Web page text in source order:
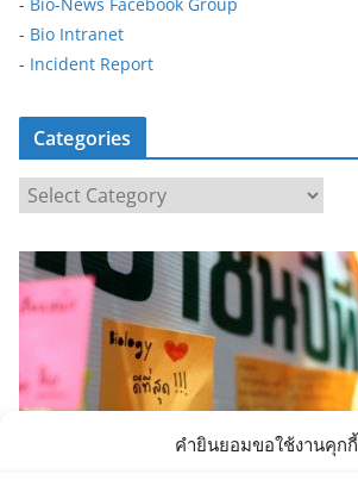
คำยินยอมขอใช้งานคุกกี้
- Bio Intranet
- Incident Report
Categories
a
t
e
g
i